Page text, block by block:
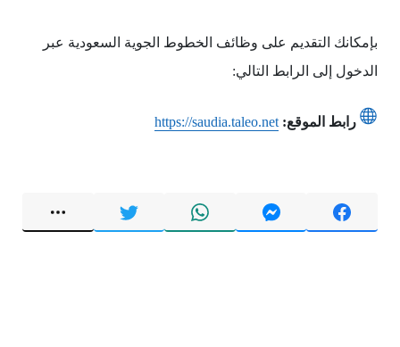
بإمكانك التقديم على وظائف الخطوط الجوية السعودية عبر
الدخول إلى الرابط التالي:
رابط الموقع: https://saudia.taleo.net